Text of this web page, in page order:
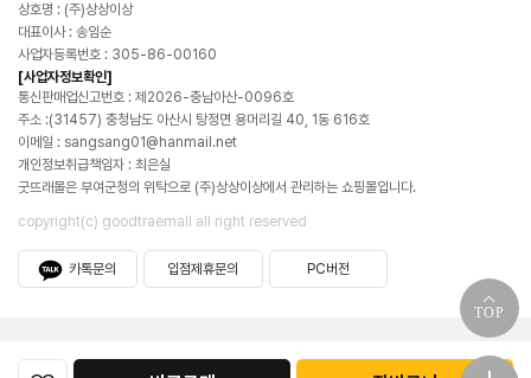
상호명 : (주)상상이상
대표이사 : 송임순
사업자등록번호 : 305-86-00160
[사업자정보확인]
통신판매업신고번호 : 제2026-충남아산-0096호
주소 :(31457) 충청남도 아산시 탕정면 용머리길 40, 1동 616호
이메일 : sangsang01@hanmail.net
개인정보취급책임자 : 최은실
굿뜨래몰은 부여군청의 위탁으로 (주)상상이상에서 관리하는 쇼핑몰입니다.
copyright(c) goodtraemall all right reserved
카톡문의 입점제휴문의 PC버전
TOP